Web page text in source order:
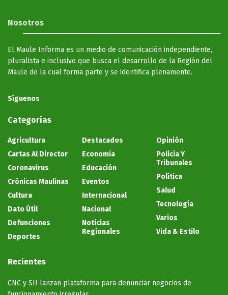
Nosotros
El Maule Informa es un medio de comunicación independiente,
pluralista e inclusivo que busca el desarrollo de la Región del
Maule de la cual forma parte y se identifica plenamente.
Síguenos
Categorías
Agricultura
Cartas Al Director
Coronavirus
Crónicas Maulinas
Cultura
Dato Útil
Defunciones
Deportes
Destacados
Economía
Educación
Eventos
Internacional
Nacional
Noticias
Regionales
Opinión
Policía Y
Tribunales
Política
Salud
Tecnología
Varios
Vida & Estilo
Recientes
CNC y SII lanzan plataforma para denunciar negocios de